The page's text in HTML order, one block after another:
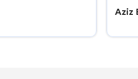
Aziz